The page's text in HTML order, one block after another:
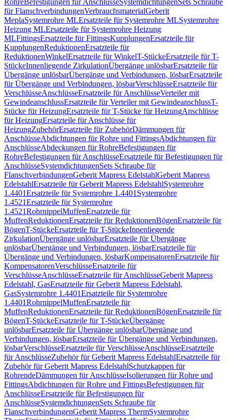
RohreBefestigungen für AnschlüsseSystemdichtungenSets Schraube
für FlanschverbindungenVerbrauchsmaterialGeberit
MeplaSystemrohre MLErsatzteile für Systemrohre MLSystemrohre
Heizung MLErsatzteile für Systemrohre Heizung
MLFittingsErsatzteile für FittingsKupplungenErsatzteile für
KupplungenReduktionenErsatzteile für
ReduktionenWinkelErsatzteile für WinkelT-StückeErsatzteile für T-
StückeInnenliegende ZirkulationÜbergänge unlösbarErsatzteile für
Übergänge unlösbarÜbergänge und Verbindungen, lösbarErsatzteile
für Übergänge und Verbindungen, lösbarVerschlüsseErsatzteile für
VerschlüsseAnschlüsseErsatzteile für AnschlüsseVerteiler mit
GewindeanschlussErsatzteile für Verteiler mit GewindeanschlussT-
Stücke für HeizungErsatzteile für T-Stücke für HeizungAnschlüsse
für HeizungErsatzteile für Anschlüsse für
HeizungZubehörErsatzteile für ZubehörDämmungen für
AnschlüsseAbdichtungen für Rohre und FittingsAbdichtungen für
AnschlüsseAbdeckungen für RohreBefestigungen für
RohreBefestigungen für AnschlüsseErsatzteile für Befestigungen für
AnschlüsseSystemdichtungenSets Schraube für
FlanschverbindungenGeberit Mapress EdelstahlGeberit Mapress
EdelstahlErsatzteile für Geberit Mapress EdelstahlSystemrohre
1.4401Ersatzteile für Systemrohre 1.4401 Systemrohre
1.4521Ersatzteile für Systemrohre
1.4521RohrnippelMuffenErsatzteile für
MuffenReduktionenErsatzteile für ReduktionenBögenErsatzteile für
BögenT-StückeErsatzteile für T-StückeInnenliegende
ZirkulationÜbergänge unlösbarErsatzteile für Übergänge
unlösbarÜbergänge und Verbindungen, lösbarErsatzteile für
Übergänge und Verbindungen, lösbarKompensatorenErsatzteile für
KompensatorenVerschlüsseErsatzteile für
VerschlüsseAnschlüsseErsatzteile für AnschlüsseGeberit Mapress
Edelstahl, GasErsatzteile für Geberit Mapress Edelstahl,
GasSystemrohre 1.4401Ersatzteile für Systemrohre
1.4401RohrnippelMuffenErsatzteile für
MuffenReduktionenErsatzteile für ReduktionenBögenErsatzteile für
BögenT-StückeErsatzteile für T-StückeÜbergänge
unlösbarErsatzteile für Übergänge unlösbarÜbergänge und
Verbindungen, lösbarErsatzteile für Übergänge und Verbindungen,
lösbarVerschlüsseErsatzteile für VerschlüsseAnschlüsseErsatzteile
für AnschlüsseZubehör für Geberit Mapress EdelstahlErsatzteile für
Zubehör für Geberit Mapress EdelstahlSchutzkappen für
RohrendeDämmungen für AnschlüsseIsolierungen für Rohre und
FittingsAbdichtungen für Rohre und FittingsBefestigungen für
AnschlüsseErsatzteile für Befestigungen für
AnschlüsseSystemdichtungenSets Schraube für
FlanschverbindungenGeberit Mapress ThermSystemrohre